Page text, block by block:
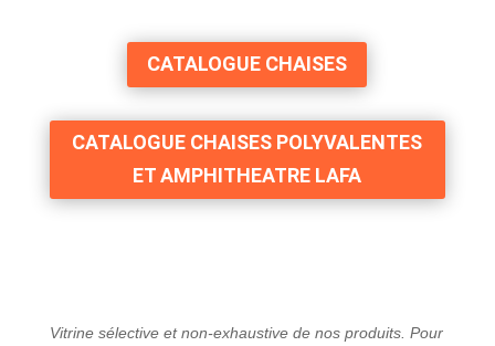
CATALOGUE CHAISES
CATALOGUE CHAISES POLYVALENTES
ET AMPHITHEATRE LAFA
Vitrine sélective et non-exhaustive de nos produits. Pour